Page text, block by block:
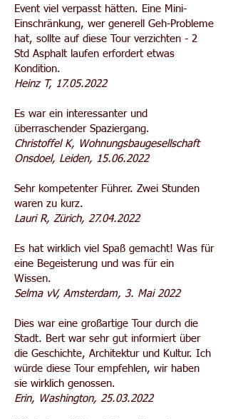
Event viel verpasst hätten. Eine Mini-
Einschränkung, wer generell Geh-Probleme
hat, sollte auf diese Tour verzichten - 2
Std Asphalt laufen erfordert etwas
Kondition.
Heinz T, 17.05.2022
Es war ein interessanter und
überraschender Spaziergang.
Christoffel K, Wohnungsbaugesellschaft
Onsdoel, Leiden, 15.06.2022
Sehr kompetenter Führer. Zwei Stunden
waren zu kurz.
Lauri R, Zürich, 27.04.2022
Es hat wirklich viel Spaß gemacht! Was für
eine Begeisterung und was für ein
Wissen.
Selma vV, Amsterdam, 3. Mai 2022
Dies war eine großartige Tour durch die
Stadt. Bert war sehr gut informiert über
die Geschichte, Architektur und Kultur. Ich
würde diese Tour empfehlen, wir haben
sie wirklich genossen.
Erin, Washington, 25.03.2022